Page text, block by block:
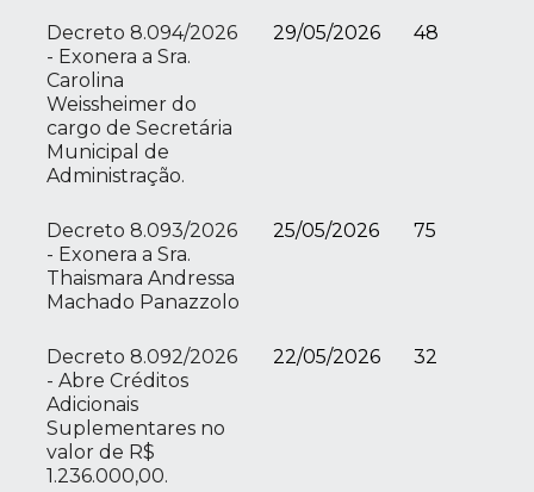
Decreto 8.094/2026
- Exonera a Sra.
Carolina
Weissheimer do
cargo de Secretária
Municipal de
Administração.
29/05/2026 48
Decreto 8.093/2026
- Exonera a Sra.
Thaismara Andressa
Machado Panazzolo
25/05/2026 75
Decreto 8.092/2026
- Abre Créditos
Adicionais
Suplementares no
valor de R$
1.236.000,00.
22/05/2026 32